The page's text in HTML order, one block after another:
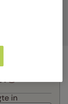
in